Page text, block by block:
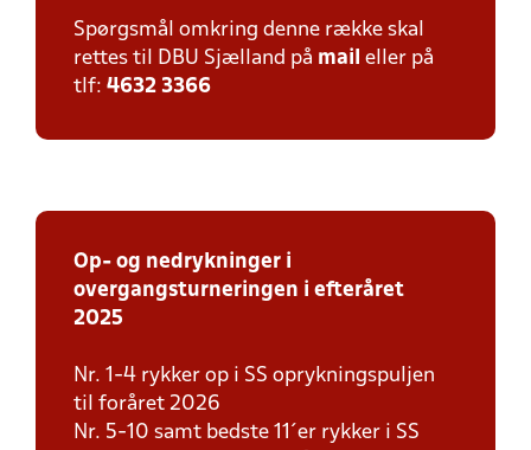
Spørgsmål omkring denne række skal
rettes til DBU Sjælland på mail eller på
tlf: 4632 3366
Op- og nedrykninger i
overgangsturneringen i efteråret
2025
Nr. 1-4 rykker op i SS oprykningspuljen
til foråret 2026
Nr. 5-10 samt bedste 11´er rykker i SS